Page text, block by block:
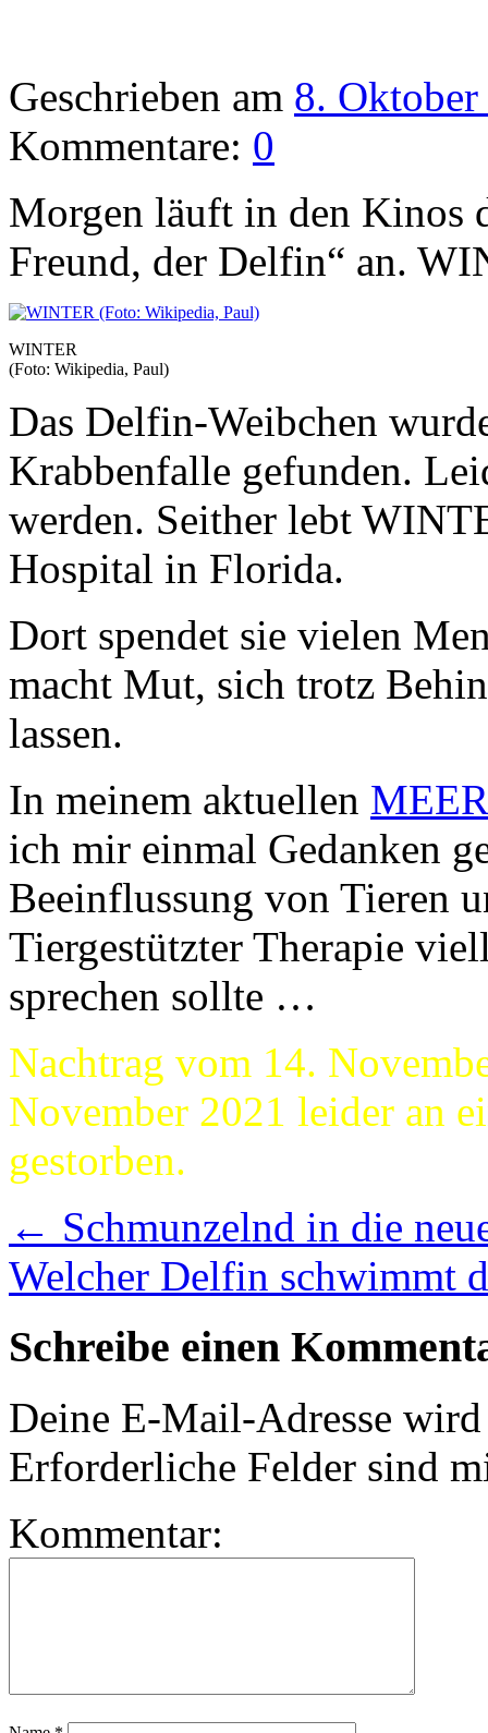
Geschrieben am 8.
Kommentare: 0
Morgen läuft in den Kinos
Freund, der Delfin“ an.
WINTER
(Foto: Wikipedia, Paul)
Das Delfin-Weibchen
Krabbenfalle gefunden.
werden. Seither lebt
Hospital in Florida.
Dort spendet sie vielen
macht Mut, sich trotz
lassen.
In meinem aktuellen
ich mir einmal Gedanken
Beeinflussung von Tieren
Tiergestützter Therapie
sprechen sollte …
Nachtrag vom 14.
November 2021 leider an
gestorben.
← Schmunzelnd in die
Welcher Delfin schwimmt
Schreibe einen
Deine E-Mail-Adresse
Erforderliche Felder sind
Kommentar: